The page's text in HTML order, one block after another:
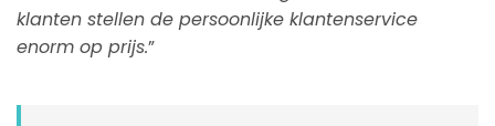
klanten stellen de persoonlijke klantenservice
enorm op prijs.”